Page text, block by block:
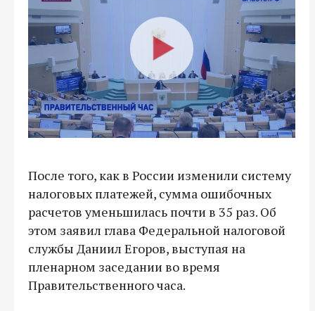
После того, как в России изменили систему
налоговых платежей, сумма ошибочных
расчетов уменьшилась почти в 35 раз. Об
этом заявил глава Федеральной налоговой
службы Даниил Егоров, выступая на
пленарном заседании во время
Правительственного часа.